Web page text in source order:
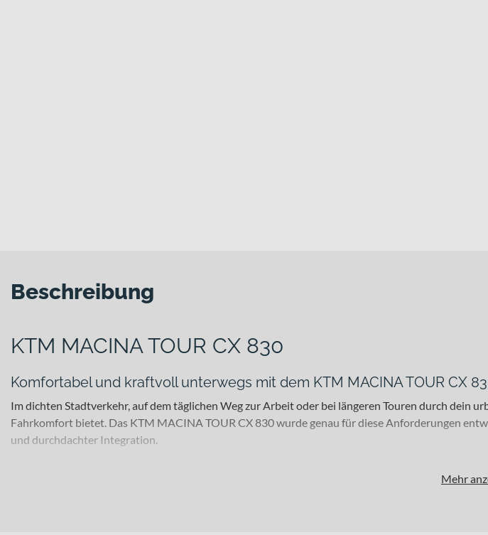
Beschreibung
KTM MACINA TOUR CX 830
Komfortabel und kraftvoll unterwegs mit dem KTM MACINA TOUR CX
Im dichten Stadtverkehr, auf dem täglichen Weg zur Arbeit oder bei längeren Touren durch dein
Fahrkomfort bietet. Das KTM MACINA TOUR CX 830 wurde genau für diese Anforderungen
und durchdachter Integration.
Mehr